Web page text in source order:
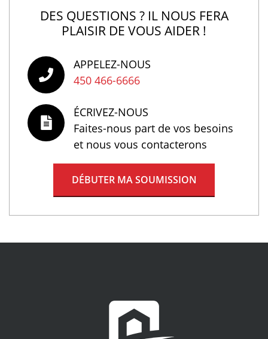
DES QUESTIONS ? IL NOUS FERA
PLAISIR DE VOUS AIDER !
APPELEZ-NOUS
450 466-6666
ÉCRIVEZ-NOUS
Faites-nous part de vos besoins
et nous vous contacterons
DÉBUTER MA SOUMISSION